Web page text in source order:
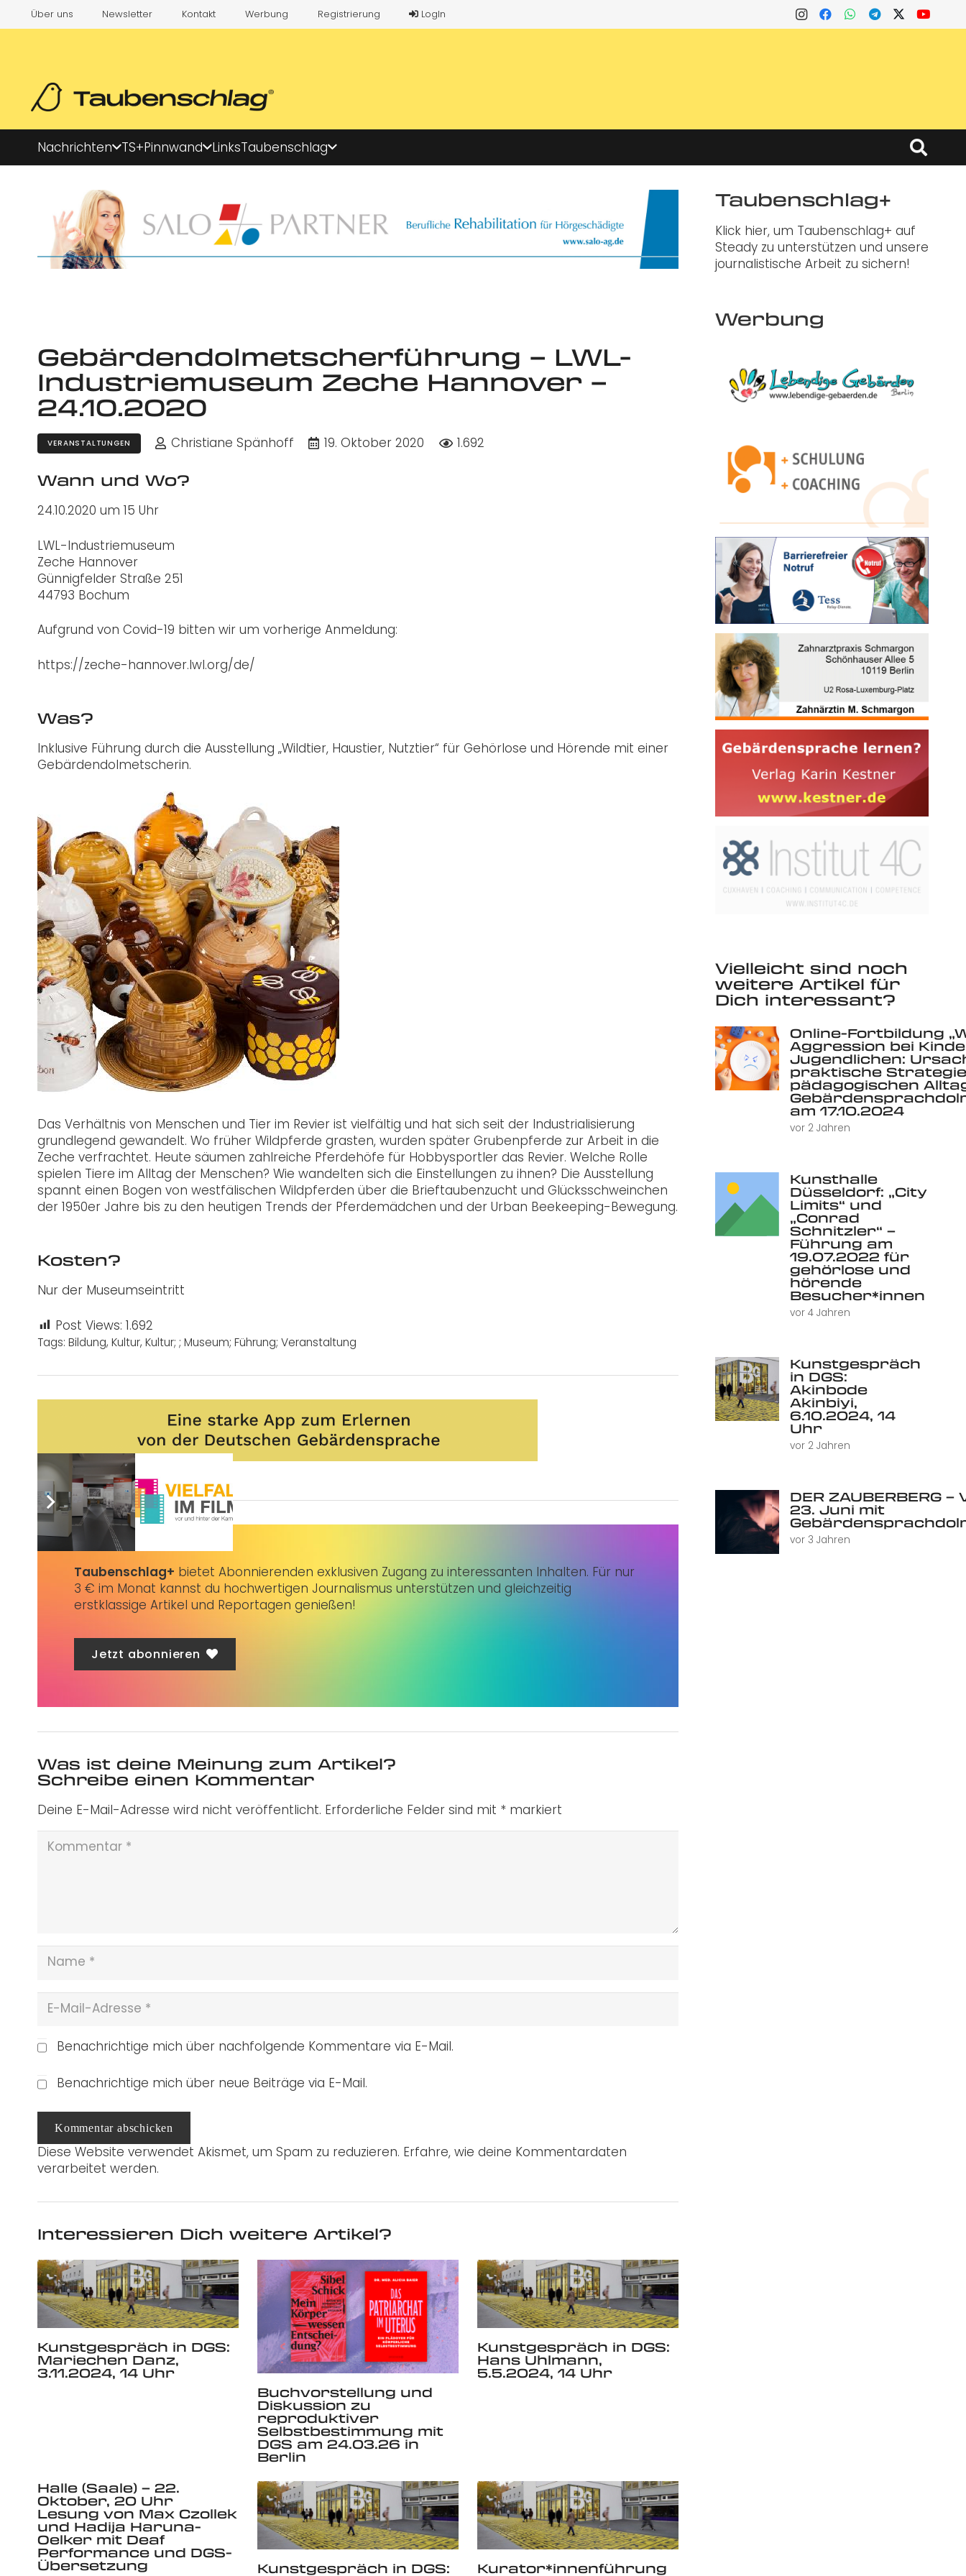
Über uns Newsletter Kontakt Werbung Registrierung LogIn
Nachrichten TS+Pinnwand LinksTaubenschlag
Gebärdendolmetscherführung – LWL-
Industriemuseum Zeche Hannover –
24.10.2020
VERANSTALTUNGEN Christiane Spänhoff 19. Oktober 2020 1.692
Wann und Wo?
24.10.2020 um 15 Uhr
LWL-Industriemuseum
Zeche Hannover
Günnigfelder Straße 251
44793 Bochum
Aufgrund von Covid-19 bitten wir um vorherige Anmeldung:
https://zeche-hannover.lwl.org/de/
Was?
Inklusive Führung durch die Ausstellung „Wildtier, Haustier, Nutztier“ für Gehörlose und Hörende mit einer
Gebärdendolmetscherin.
Das Verhältnis von Menschen und Tier im Revier ist vielfältig und hat sich seit der Industrialisierung
grundlegend gewandelt. Wo früher Wildpferde grasten, wurden später Grubenpferde zur Arbeit in die
Zeche verfrachtet. Heute säumen zahlreiche Pferdehöfe für Hobbysportler das Revier. Welche Rolle
spielen Tiere im Alltag der Menschen? Wie wandelten sich die Einstellungen zu ihnen? Die Ausstellung
spannt einen Bogen von westfälischen Wildpferden über die Brieftaubenzucht und Glücksschweinchen
der 1950er Jahre bis zu den heutigen Trends der Pferdemädchen und der Urban Beekeeping-Bewegung.
Kosten?
Nur der Museumseintritt
Post Views: 1.692
Tags: Bildung, Kultur, Kultur; ; Museum; Führung; Veranstaltung
Sie wünschen sich auch eine Werbeanzeige?
Taubenschlag+ bietet Abonnierenden exklusiven Zugang zu interessanten Inhalten. Für nur
3 € im Monat kannst du hochwertigen Journalismus unterstützen und gleichzeitig
erstklassige Artikel und Reportagen genießen!
Jetzt abonnieren
Was ist deine Meinung zum Artikel?
Schreibe einen Kommentar
Deine E-Mail-Adresse wird nicht veröffentlicht. Erforderliche Felder sind mit * markiert
Benachrichtige mich über nachfolgende Kommentare via E-Mail.
Benachrichtige mich über neue Beiträge via E-Mail.
Kommentar abschicken
Diese Website verwendet Akismet, um Spam zu reduzieren. Erfahre, wie deine Kommentardaten
verarbeitet werden.
Interessieren Dich weitere Artikel?
Kunstgespräch in DGS:
Mariechen Danz,
3.11.2024, 14 Uhr
Buchvorstellung und
Diskussion zu
reproduktiver
Selbstbestimmung mit
DGS am 24.03.26 in
Berlin
Kunstgespräch in DGS:
Hans Uhlmann,
5.5.2024, 14 Uhr
Halle (Saale) – 22.
Oktober, 20 Uhr
Lesung von Max Czollek
und Hadija Haruna-
Oelker mit Deaf
Performance und DGS-
Übersetzung Kunstgespräch in DGS: Kurator*innenführung
Taubenschlag+
Klick hier, um Taubenschlag+ auf
Steady zu unterstützen und unsere
journalistische Arbeit zu sichern!
Werbung
Vielleicht sind noch
weitere Artikel für
Dich interessant?
Online-Fortbildung
Aggression bei
Jugendlichen:
praktische
pädagogischen
am 17.10.2024
vor 2 Jahren
Kunsthalle
Düsseldorf: „City
Limits“ und
„Conrad
Schnitzler“ –
Führung am
19.07.2022 für
gehörlose und
hörende
Besucher*innen
vor 4 Jahren
Kunstgespräch
in DGS:
Akinbode
Akinbiyi,
6.10.2024, 14
Uhr
vor 2 Jahren
DER ZAUBERBERG
23. Juni mit
vor 3 Jahren